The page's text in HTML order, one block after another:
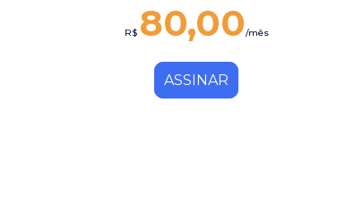
R$ 80,00/mês
ASSINAR